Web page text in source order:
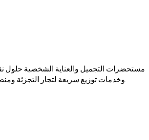
مستحضرات التجميل والعناية الشخصية حلول
وخدمات توزيع سريعة لتجار التجزئة ومنصات التجارة الإلكترونية.